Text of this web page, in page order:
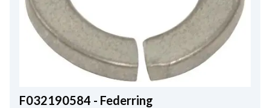
F032190584 - Federring